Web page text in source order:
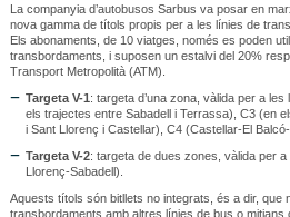
La companyia d’autobusos Sarbus va posar en
nova gamma de títols propis per a les línies de
Els abonaments, de 10 viatges, només es poden
transbordaments, i suposen un estalvi del 20%
Transport Metropolità (ATM).
Targeta V-1: targeta d’una zona, vàlida per a
els trajectes entre Sabadell i Terrassa), C3 (en
i Sant Llorenç i Castellar), C4 (Castellar-El
Targeta V-2: targeta de dues zones, vàlida per
Llorenç-Sabadell).
Aquests títols són bitllets no integrats, és a dir, que
transbordaments amb altres línies de bus o